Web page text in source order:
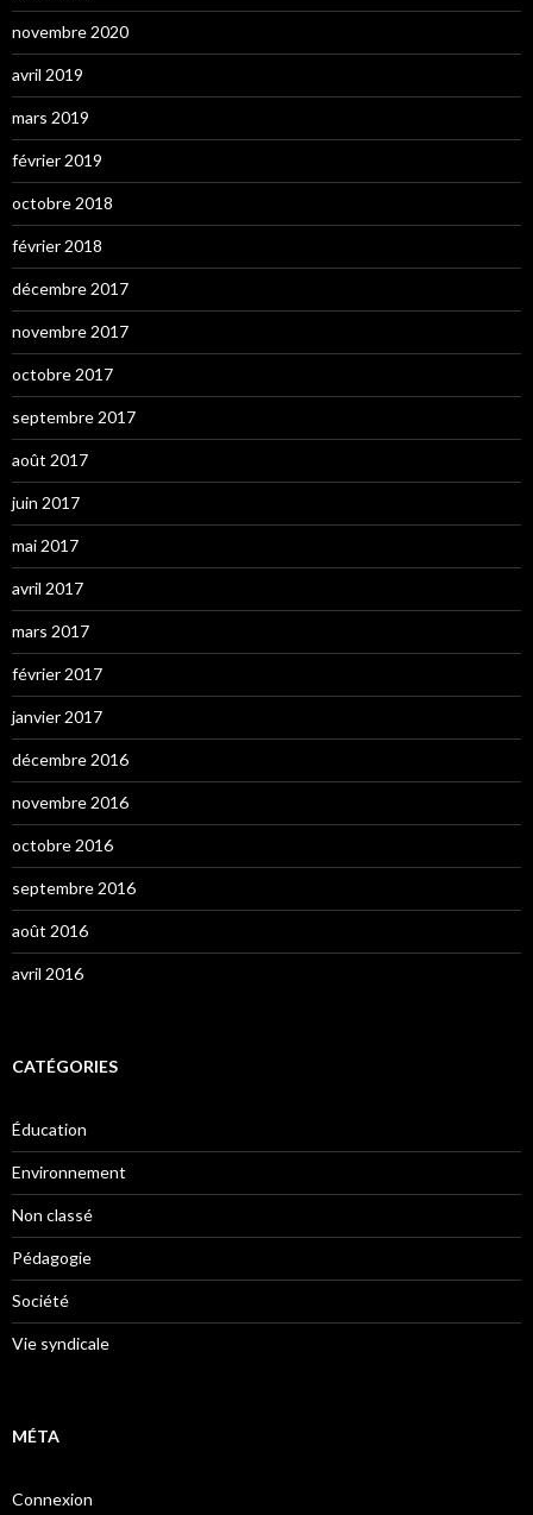
novembre 2020
avril 2019
mars 2019
février 2019
octobre 2018
février 2018
décembre 2017
novembre 2017
octobre 2017
septembre 2017
août 2017
juin 2017
mai 2017
avril 2017
mars 2017
février 2017
janvier 2017
décembre 2016
novembre 2016
octobre 2016
septembre 2016
août 2016
avril 2016
CATÉGORIES
Éducation
Environnement
Non classé
Pédagogie
Société
Vie syndicale
MÉTA
Connexion